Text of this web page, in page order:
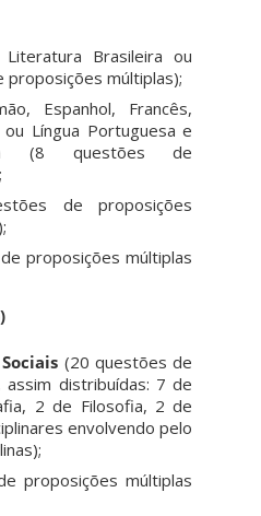
Brasileira ou
múltiplas);
Espanhol, Francês,
Língua Portuguesa e
(8 questões de
de proposições
proposições múltiplas
(20 questões de
distribuídas: 7 de
2 de Filosofia, 2 de
envolvendo pelo
proposições múltiplas